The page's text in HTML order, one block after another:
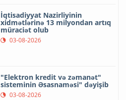
İqtisadiyyat Nazirliyinin
xidmətlərinə 13 milyondan artıq
müraciət olub
03-08-2026
"Elektron kredit və zəmanət"
sisteminin Əsasnaməsi" dəyişib
03-08-2026